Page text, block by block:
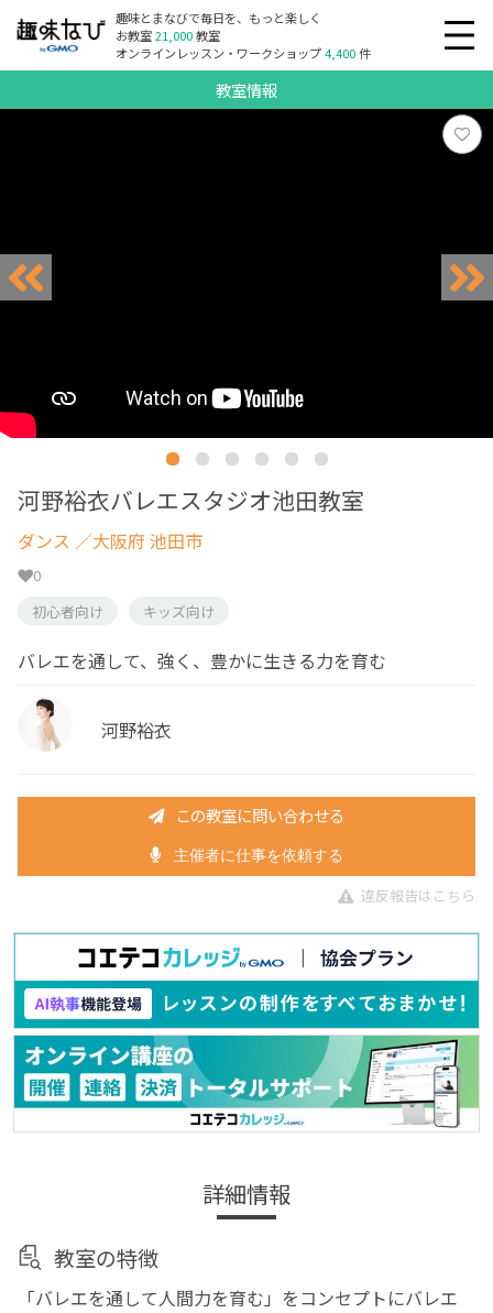
趣味とまなびで毎日を、もっと楽しく
お教室21,000教室
オンラインレッスン・ワークショップ4,400件
教室情報
河野裕衣バレエスタジオ池田教室
ダンス ／大阪府 池田市
0
初心者向け
キッズ向け
バレエを通して、強く、豊かに生きる力を育む
河野裕衣
この教室に問い合わせる
主催者に仕事を依頼する
違反報告はこちら
詳細情報
教室の特徴
「バレエを通して人間力を育む」をコンセプトにバレエ